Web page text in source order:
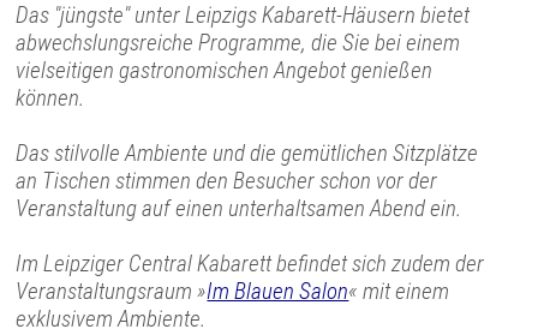
Das "jüngste" unter Leipzigs Kabarett-Häusern bietet
abwechslungsreiche Programme, die Sie bei einem
vielseitigen gastronomischen Angebot genießen
können.
Das stilvolle Ambiente und die gemütlichen Sitzplätze
an Tischen stimmen den Besucher schon vor der
Veranstaltung auf einen unterhaltsamen Abend ein.
Im Leipziger Central Kabarett befindet sich zudem der
Veranstaltungsraum »Im Blauen Salon« mit einem
exklusivem Ambiente.